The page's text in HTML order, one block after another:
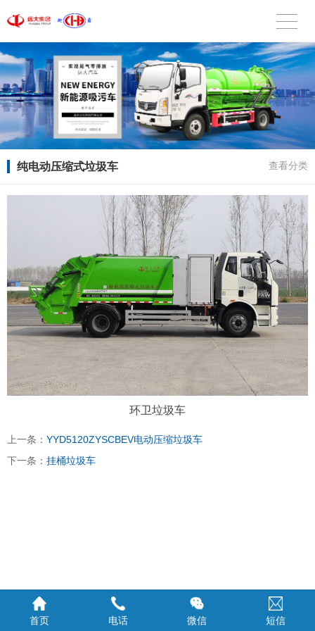
纯电动压缩式垃圾车 查看分类
环卫垃圾车
上一条： YYD5120ZYSCBEV电动压缩垃圾车
下一条： 挂桶垃圾车
首页 电话 微信 短信